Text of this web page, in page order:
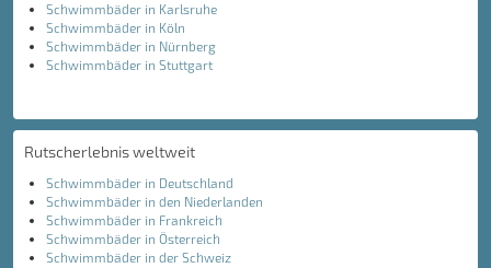
Schwimmbäder in Karlsruhe
Schwimmbäder in Köln
Schwimmbäder in Nürnberg
Schwimmbäder in Stuttgart
Rutscherlebnis weltweit
Schwimmbäder in Deutschland
Schwimmbäder in den Niederlanden
Schwimmbäder in Frankreich
Schwimmbäder in Österreich
Schwimmbäder in der Schweiz